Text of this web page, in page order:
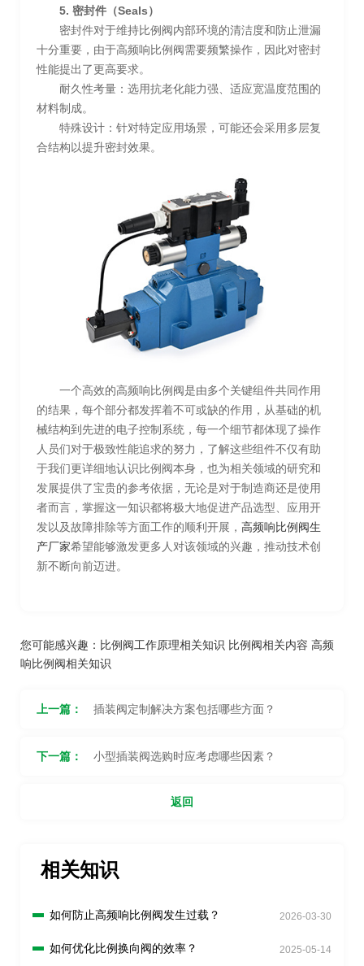
5. 密封件（Seals）
密封件对于维持比例阀内部环境的清洁度和防止泄漏
十分重要，由于高频响比例阀需要频繁操作，因此对密封
性能提出了更高要求。
耐久性考量：选用抗老化能力强、适应宽温度范围的
材料制成。
特殊设计：针对特定应用场景，可能还会采用多层复
合结构以提升密封效果。
一个高效的高频响比例阀是由多个关键组件共同作用
的结果，每个部分都发挥着不可或缺的作用，从基础的机
械结构到先进的电子控制系统，每一个细节都体现了操作
人员们对于极致性能追求的努力，了解这些组件不仅有助
于我们更详细地认识比例阀本身，也为相关领域的研究和
发展提供了宝贵的参考依据，无论是对于制造商还是使用
者而言，掌握这一知识都将极大地促进产品选型、应用开
发以及故障排除等方面工作的顺利开展， 高频响比例阀生
产厂家希望能够激发更多人对该领域的兴趣，推动技术创
新不断向前迈进。
您可能感兴趣： 比例阀工作原理相关知识 比例阀相关内容 高频
响比例阀相关知识
上一篇： 插装阀定制解决方案包括哪些方面？
下一篇： 小型插装阀选购时应考虑哪些因素？
返回
相关知识
如何防止高频响比例阀发生过载？ 2026-03-30
如何优化比例换向阀的效率？ 2025-05-14